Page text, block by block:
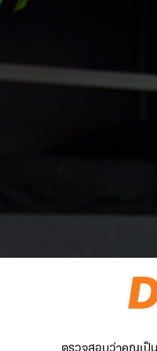
ตรวจสอบว่าคุณเป็